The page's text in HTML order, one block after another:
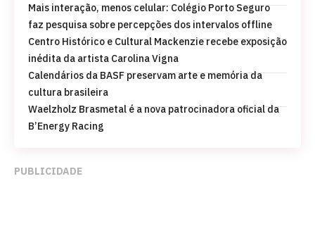
Mais interação, menos celular: Colégio Porto Seguro
faz pesquisa sobre percepções dos intervalos offline
Centro Histórico e Cultural Mackenzie recebe exposição
inédita da artista Carolina Vigna
Calendários da BASF preservam arte e memória da
cultura brasileira
Waelzholz Brasmetal é a nova patrocinadora oficial da
B’Energy Racing
PUBLICIDADE